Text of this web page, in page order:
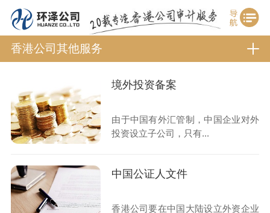
香港公司其他服务
境外投资备案
由于中国有外汇管制，中国企业对外
投资设立子公司，只有...
中国公证人文件
香港公司要在中国大陆设立外资企业